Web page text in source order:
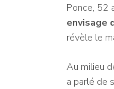
Ponce, 52
envisage
révèle le
Au milieu
a parlé de